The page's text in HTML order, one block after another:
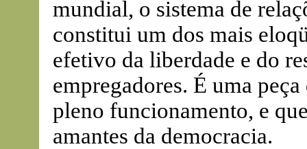
mundial, o sistema de
constitui um dos mais
efetivo da liberdade e do
empregadores. É uma
pleno funcionamento, e
amantes da democracia.